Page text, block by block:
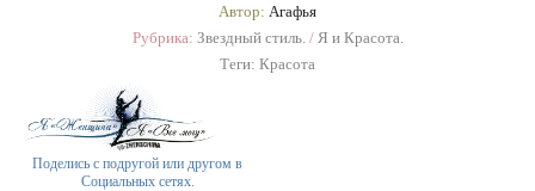
Автор: Агафья
Рубрика: Звездный стиль./ Я и Красота.
Теги: Красота
Поделись с подругой или другом в
Социальных сетях.